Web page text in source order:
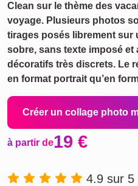
Clean sur le thème des
voyage. Plusieurs photos
tirages posés librement sur
sobre, sans texte imposé
décoratifs très discrets. Le
en format portrait qu’en
Créer un collage photo
à partir de19 €
4.9 sur 5